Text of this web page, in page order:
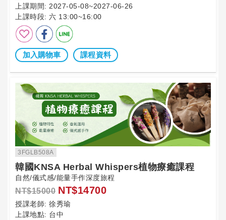
上課期間: 2027-05-08~2027-06-26
上課時段: 六 13:00~16:00
加入購物車 課程資料
3FGLB508A
韓國KNSA Herbal Whispers植物療癒課程
自然/儀式感/能量手作深度旅程
NT$15000 NT$14700
授課老師: 徐秀瑜
上課地點: 台中